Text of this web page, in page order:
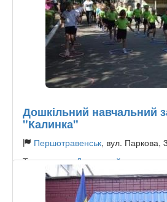
Дошкільний навчальний
"Калинка"
Першотравенськ, вул. Паркова, 3
Тип садочку:Державний